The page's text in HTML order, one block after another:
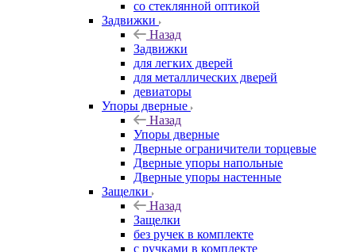
со стеклянной оптикой
Задвижки
Назад
Задвижки
для легких дверей
для металлических дверей
девиаторы
Упоры дверные
Назад
Упоры дверные
Дверные ограничители торцевые
Дверные упоры напольные
Дверные упоры настенные
Защелки
Назад
Защелки
без ручек в комплекте
с ручками в комплекте